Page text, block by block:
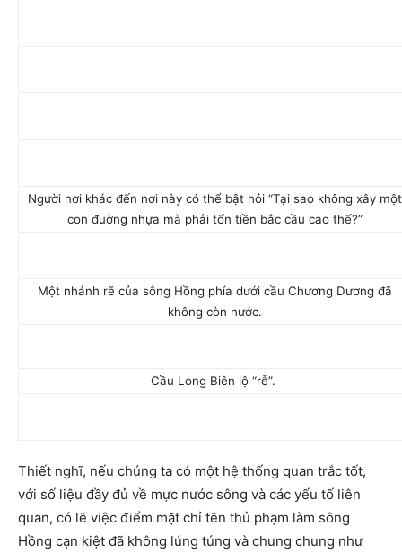
Người nơi khác đến nơi này có thể bật hỏi “Tại sao không xây một
con đuờng nhựa mà phải tốn tiền bắc cầu cao thế?”
Một nhánh rẽ của sông Hồng phía dưới cầu Chương Dương đã
không còn nước.
Cầu Long Biên lộ “rễ”.
Thiết nghĩ, nếu chúng ta có một hệ thống quan trắc tốt,
với số liệu đầy đủ về mực nước sông và các yếu tố liên
quan, có lẽ việc điểm mặt chỉ tên thủ phạm làm sông
Hồng cạn kiệt đã không lúng túng và chung chung như